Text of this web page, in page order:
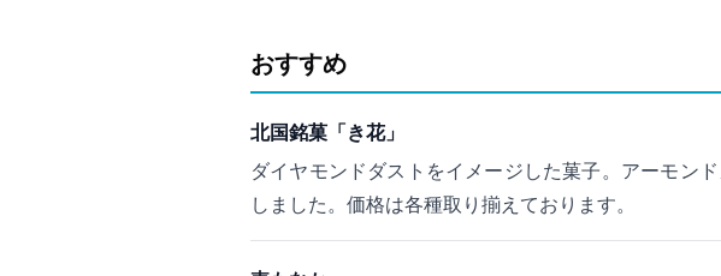
おすすめ
北国銘菓「き花」
ダイヤモンドダストをイメージした菓子。アーモン
しました。価格は各種取り揃えております。